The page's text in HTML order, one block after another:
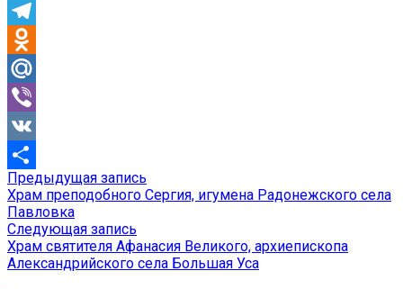
Skype
Telegram
Odnoklassniki
Mail.Ru
Viber
VK
Отправить
Навигация
по
записям
Предыдущая запись
запись:
Храм преподобного Сергия, игумена Радонежского села
Павловка
Следующая запись
запись:
Храм святителя Афанасия Великого, архиепископа
Александрийского села Большая Уса